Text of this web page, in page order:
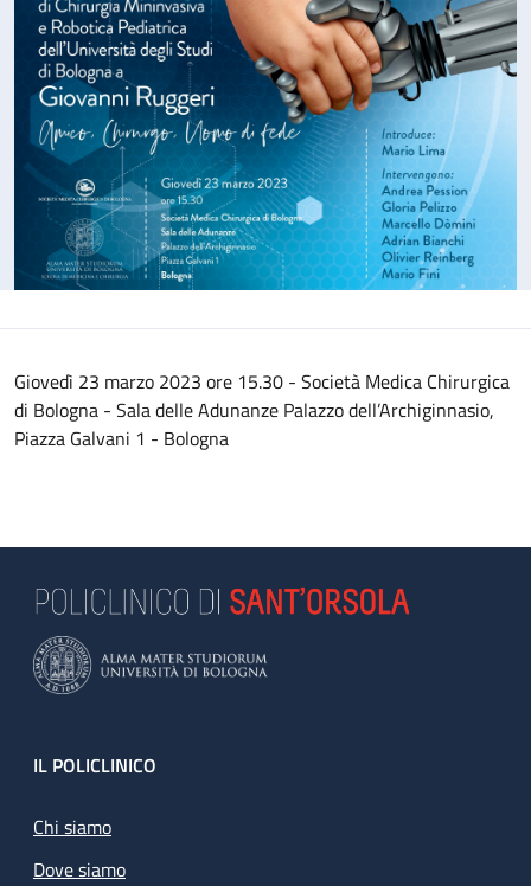
Giovedì 23 marzo 2023 ore 15.30 - Società Medica Chirurgica
di Bologna - Sala delle Adunanze Palazzo dell’Archiginnasio,
Piazza Galvani 1 - Bologna
Footer
IL POLICLINICO
Chi siamo
Dove siamo